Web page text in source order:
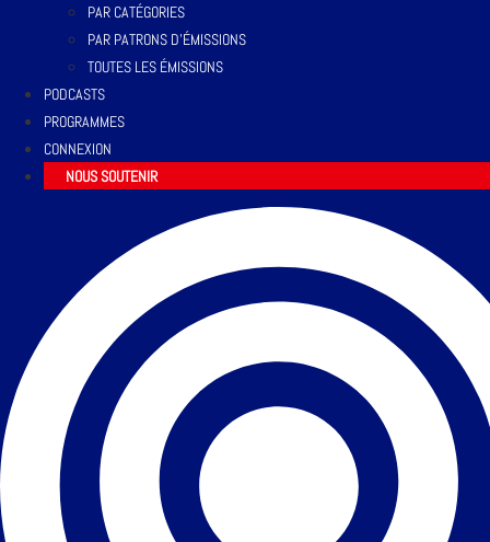
PAR CATÉGORIES
PAR PATRONS D’ÉMISSIONS
TOUTES LES ÉMISSIONS
PODCASTS
PROGRAMMES
CONNEXION
NOUS SOUTENIR